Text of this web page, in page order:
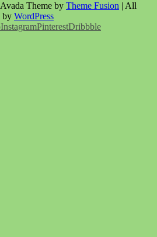
Theme by Theme Fusion | All
by WordPress
InstagramPinterestDribbble